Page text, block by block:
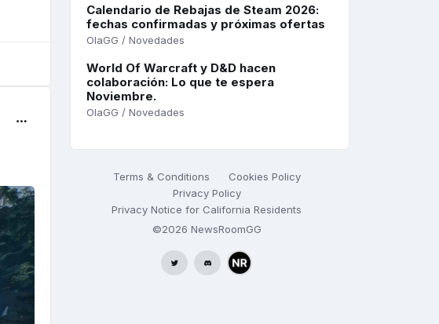
Calendario de Rebajas de Steam 2026:
fechas confirmadas y próximas ofertas
OlaGG / Novedades
World Of Warcraft y D&D hacen
colaboración: Lo que te espera
Noviembre.
OlaGG / Novedades
Terms & Conditions
Cookies Policy
Privacy Policy
Privacy Notice for California Residents
©2026 NewsRoomGG